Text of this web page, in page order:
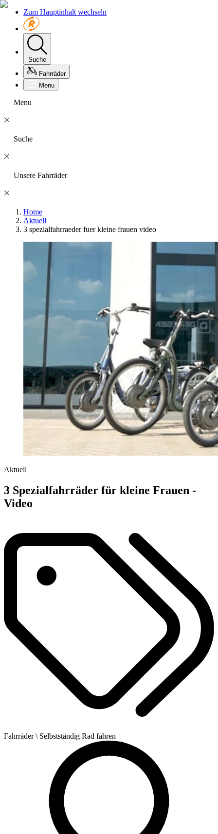
Zum Hauptinhalt wechseln
Suche
Fahrräder
Menu
Menu
Suche
Unsere Fahrräder
Home
Aktuell
3 spezialfahrraeder fuer kleine frauen video
Aktuell
3 Spezialfahrräder für kleine Frauen -
Video
Fahrräder\ Selbstständig Rad fahren